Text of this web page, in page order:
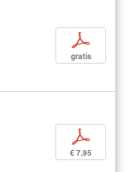
p
gratis
p
€ 7,95